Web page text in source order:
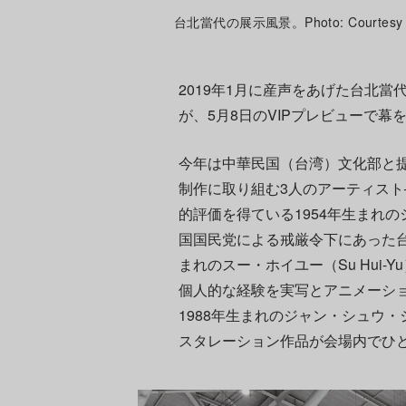
台北當代の展示風景。Photo:
2019年1月に産声をあげた台北當
が、5月8日のVIPプレビューで幕
今年は中華民国（台湾）文化部と
制作に取り組む3人のアーティス
的評価を得ている1954年生まれ
国国民党による戒厳令下にあった
まれのスー・ホイユー（Su Hui-
個人的な経験を実写とアニメーシ
1988年生まれのジャン・シュウ
スタレーション作品が会場内でひ